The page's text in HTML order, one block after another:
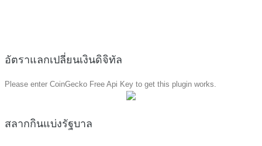
อัตราแลกเปลี่ยนเงินดิจิทัล
Please enter CoinGecko Free Api Key to get this plugin works.
สลากกินแบ่งรัฐบาล